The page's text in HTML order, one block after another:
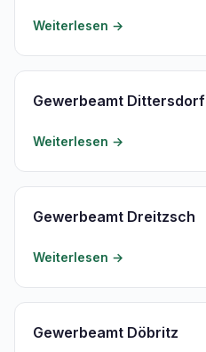
Weiterlesen →
Gewerbeamt Dittersdorf
Weiterlesen →
Gewerbeamt Dreitzsch
Weiterlesen →
Gewerbeamt Döbritz